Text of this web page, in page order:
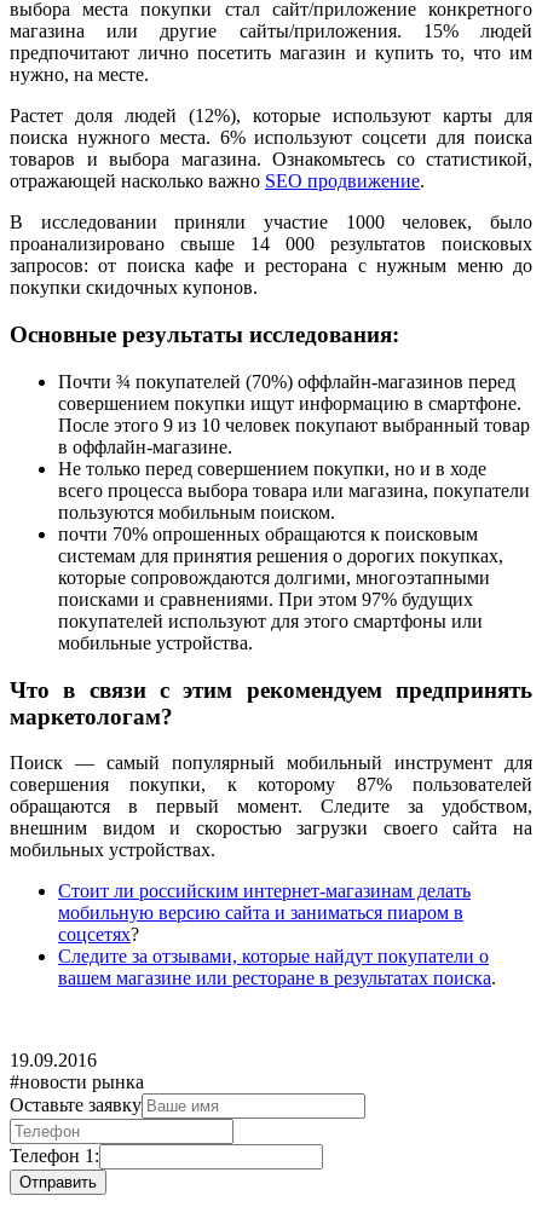
выбора места покупки стал сайт/приложение конкретного
магазина или другие сайты/приложения. 15% людей
предпочитают лично посетить магазин и купить то, что им
нужно, на месте.
Растет доля людей (12%), которые используют карты для
поиска нужного места. 6% используют соцсети для поиска
товаров и выбора магазина. Ознакомьтесь со статистикой,
отражающей насколько важно SEO продвижение.
В исследовании приняли участие 1000 человек, было
проанализировано свыше 14 000 результатов поисковых
запросов: от поиска кафе и ресторана с нужным меню до
покупки скидочных купонов.
Основные результаты исследования:
Почти ¾ покупателей (70%) оффлайн-магазинов перед
совершением покупки ищут информацию в смартфоне.
После этого 9 из 10 человек покупают выбранный товар
в оффлайн-магазине.
Не только перед совершением покупки, но и в ходе
всего процесса выбора товара или магазина, покупатели
пользуются мобильным поиском.
почти 70% опрошенных обращаются к поисковым
системам для принятия решения о дорогих покупках,
которые сопровождаются долгими, многоэтапными
поисками и сравнениями. При этом 97% будущих
покупателей используют для этого смартфоны или
мобильные устройства.
Что в связи с этим рекомендуем предпринять
маркетологам?
Поиск — самый популярный мобильный инструмент для
совершения покупки, к которому 87% пользователей
обращаются в первый момент. Следите за удобством,
внешним видом и скоростью загрузки своего сайта на
мобильных устройствах.
Стоит ли российским интернет-магазинам делать
мобильную версию сайта и заниматься пиаром в
соцсетях?
Следите за отзывами, которые найдут покупатели о
вашем магазине или ресторане в результатах поиска.
19.09.2016
#новости рынка
Оставьте заявку
Телефон 1: